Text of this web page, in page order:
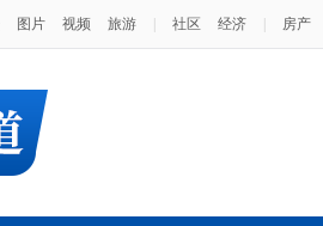
图片 视频 旅游 社区 经济 房产